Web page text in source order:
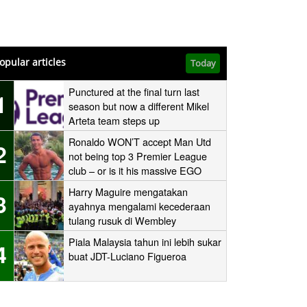
articles Today
Punctured at the final turn last
season but now a different Mikel
Arteta team steps up
Ronaldo WON’T accept Man Utd
not being top 3 Premier League
club – or is it his massive EGO
speaking?
Harry Maguire mengatakan
ayahnya mengalami kecederaan
tulang rusuk di Wembley
‘stampede’
Piala Malaysia tahun ini lebih sukar
buat JDT-Luciano Figueroa